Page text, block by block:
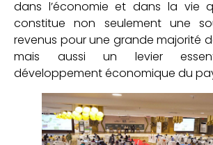
dans l’économie et dans la vie
constitue non seulement une
revenus pour une grande majorité
mais aussi un levier
développement économique du